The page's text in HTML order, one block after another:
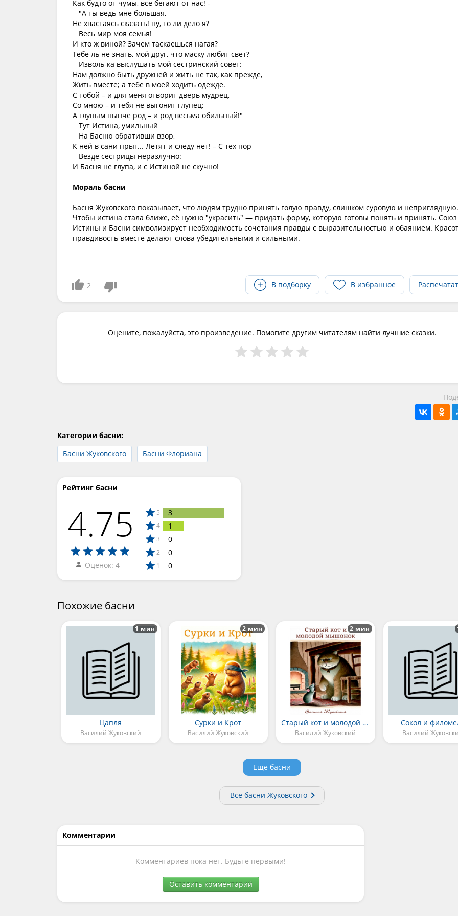
Как будто от чумы, все бегают от нас! -
"А ты ведь мне большая,
Не хвастаясь сказать! ну, то ли дело я?
Весь мир моя семья!
И кто ж виной? Зачем таскаешься нагая?
Тебе ль не знать, мой друг, что маску любит свет?
Изволь-ка выслушать мой сестринский совет:
Нам должно быть дружней и жить не так, как прежде,
Жить вместе; а тебе в моей ходить одежде.
С тобой – и для меня отворит дверь мудрец,
Со мною – и тебя не выгонит глупец;
А глупым нынче род – и род весьма обильный!"
Тут Истина, умильный
На Басню обративши взор,
К ней в сани прыг... Летят и следу нет! – С тех пор
Везде сестрицы неразлучно:
И Басня не глупа, и с Истиной не скучно!
Мораль басни
Басня Жуковского показывает, что людям трудно принять голую правду, слишком суровую и неприглядную.
Чтобы истина стала ближе, её нужно "украсить" — придать форму, которую готовы понять и принять. Союз
Истины и Басни символизирует необходимость сочетания правды с выразительностью и обаянием.
правдивость вместе делают слова убедительными и сильными.
2 В подборку В избранное
Оцените, пожалуйста, это произведение. Помогите другим читателям найти лучшие сказки.
Категории басни:
Басни Жуковского
Басни Флориана
Рейтинг басни
4.75
Оценок: 4
5 3
4 1
3 0
2 0
1 0
Похожие басни
Цапля
Василий Жуковский
1 мин
Сурки и Крот
Василий Жуковский
2 мин
Старый кот и молодой мышонок
Василий Жуковский
2 мин
Сокол и
Василий
Еще басни
Все басни Жуковского
Комментарии
Комментариев пока нет. Будьте первыми!
Оставить комментарий